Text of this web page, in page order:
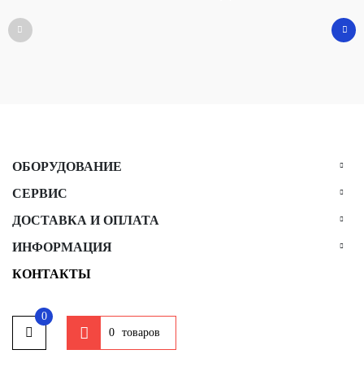
ОБОРУДОВАНИЕ
СЕРВИС
ДОСТАВКА И ОПЛАТА
ИНФОРМАЦИЯ
КОНТАКТЫ
0
0 товаров